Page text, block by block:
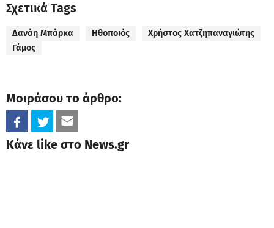
Σχετικά Tags
Δανάη Μπάρκα Ηθοποιός
Χρήστος Χατζηπαναγιώτης
Γάμος
Μοιράσου το άρθρο:
Κάνε like στο News.gr